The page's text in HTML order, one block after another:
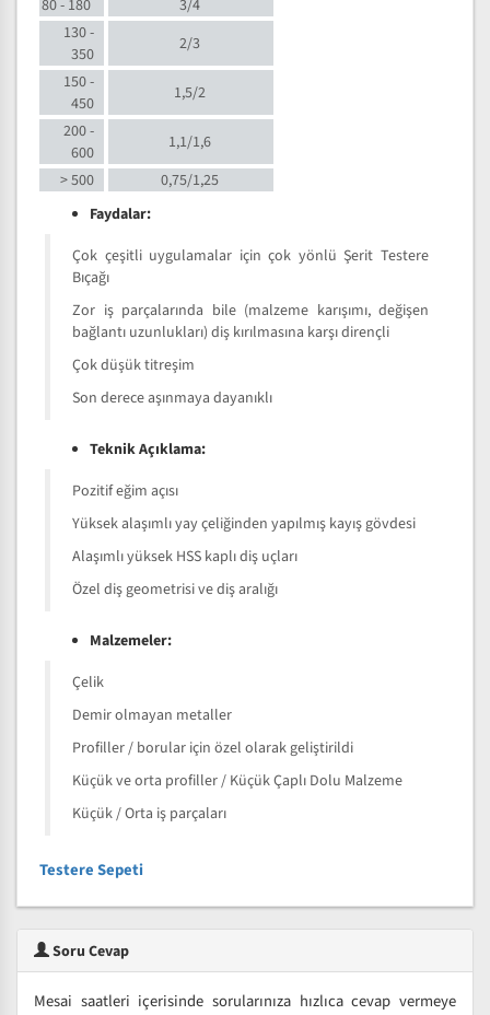
80 - 180
3/4
130 -
350
2/3
150 -
450
1,5/2
200 -
600
1,1/1,6
> 500
0,75/1,25
Faydalar:
Çok çeşitli uygulamalar için çok yönlü Şerit Testere
Bıçağı
Zor iş parçalarında bile (malzeme karışımı, değişen
bağlantı uzunlukları) diş kırılmasına karşı dirençli
Çok düşük titreşim
Son derece aşınmaya dayanıklı
Teknik Açıklama:
Pozitif eğim açısı
Yüksek alaşımlı yay çeliğinden yapılmış kayış gövdesi
Alaşımlı yüksek HSS kaplı diş uçları
Özel diş geometrisi ve diş aralığı
Malzemeler:
Çelik
Demir olmayan metaller
Profiller / borular için özel olarak geliştirildi
Küçük ve orta profiller / Küçük Çaplı Dolu Malzeme
Küçük / Orta iş parçaları
Testere Sepeti
Soru Cevap
Mesai saatleri içerisinde sorularınıza hızlıca cevap vermeye